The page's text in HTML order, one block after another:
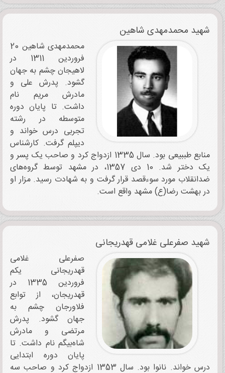
شهید محمدمهدی شاهین
محمدمهدی شاهین 20
فروردین 1311 در
لاهیجان چشم به جهان
گشود. پدرش علی و
مادرش مریم نام
داشت. تا پایان دوره
متوسطه در رشته
تجربی درس خواند و
دیپلم گرفت. کارشناس
منابع طببیعی بود. سال 1335 ازدواج کرد و صاحب یک پسر و
یک دختر شد. 10 دی 1357، در مشهد توسط گروه‌های
ضدانقلاب مورد سوءقصد قرار گرفت و به شهادت رسید. مزار او
در بهشت رضا(ع) مشهد واقع است.
شهید صفرعلی غلامی ‌قهدریجانی
صفرعلی غلامی
‌قهدریجانی یکم
فروردین 1335 در
قهدریجان، از توابع
فلاورجان چشم به
جهان گشود. پدرش
مرتضی و مادرش
شاه‌بیگم نام داشت. تا
پایان دوره ابتدایی
درس خواند. نانوا بود. سال 1353 ازدواج کرد و صاحب سه